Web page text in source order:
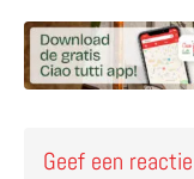
Geef een reactie